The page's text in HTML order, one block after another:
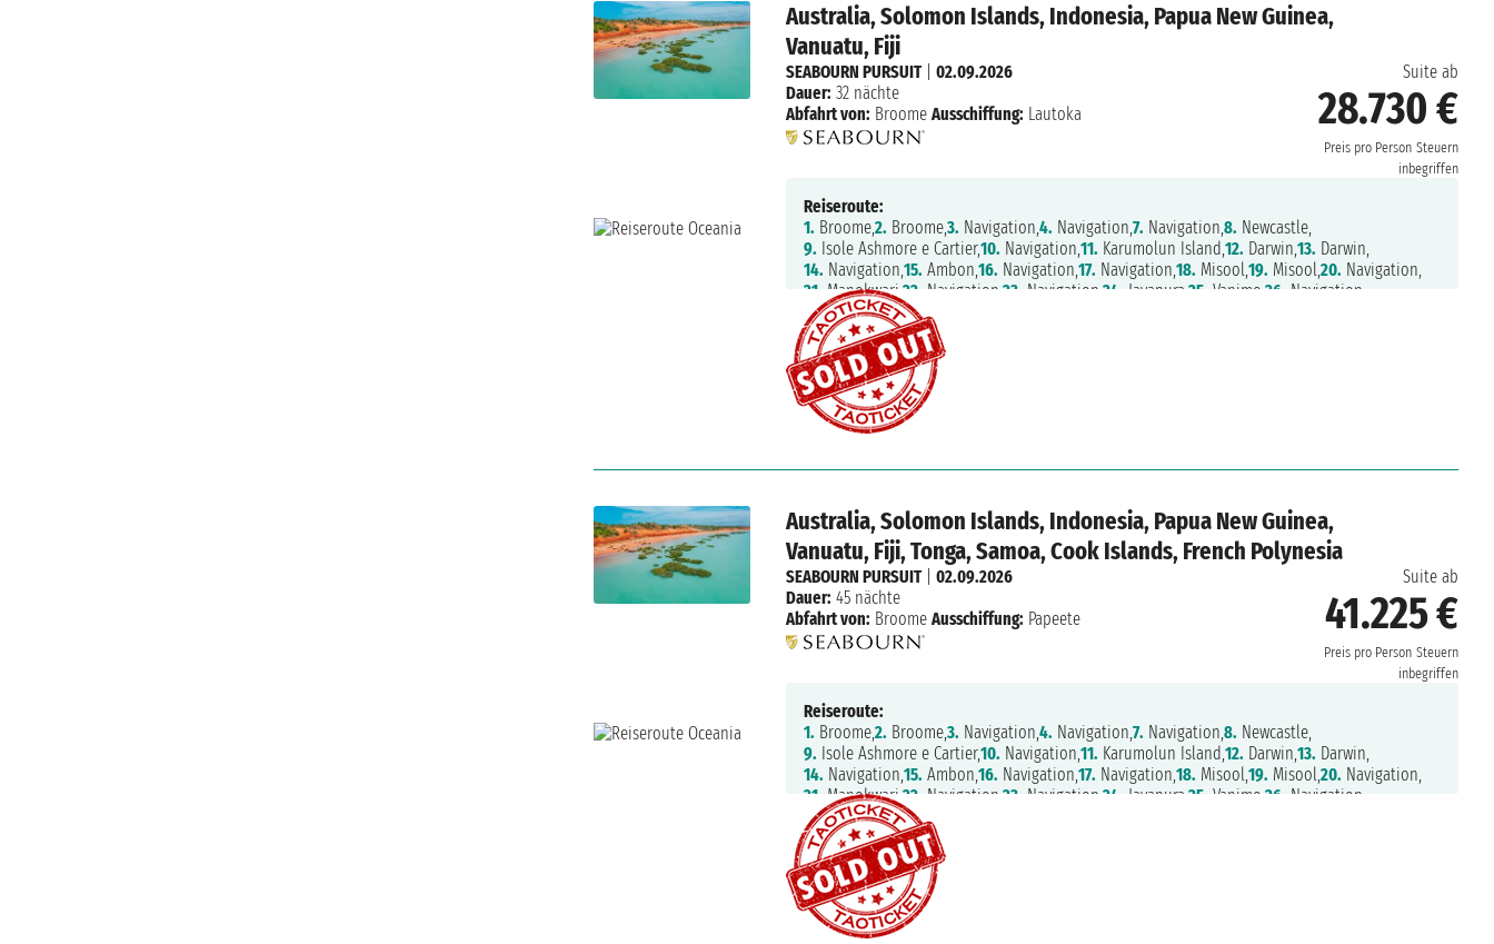
Australia, Solomon Islands, Indonesia, Papua New Guinea,
Vanuatu, Fiji
Suite ab
28.730 €
Preis pro Person Steuern
inbegriffen
SEABOURN PURSUIT|02.09.2026
Dauer: 32 nächte
Abfahrt von: Broome Ausschiffung: Lautoka
Reiseroute:
1. Broome,2. Broome,3. Navigation,4. Navigation,7. Navigation,8. Newcastle,
9. Isole Ashmore e Cartier,10. Navigation,11. Karumolun Island,12. Darwin,13. Darwin,
14. Navigation,15. Ambon,16. Navigation,17. Navigation,18. Misool,19. Misool,20. Navigation,
21. Manokwari,22. Navigation,23. Navigation,24. Jayapura,25. Vanimo,26. Navigation,
27.Garove Island,28.
32.Honiara,33.Navigation,
Australia, Solomon Islands, Indonesia, Papua New Guinea,
Vanuatu, Fiji, Tonga, Samoa, Cook Islands, French Polynesia
Suite ab
41.225 €
Preis pro Person Steuern
inbegriffen
SEABOURN PURSUIT|02.09.2026
Dauer: 45 nächte
Abfahrt von: Broome Ausschiffung: Papeete
Reiseroute:
1. Broome,2. Broome,3. Navigation,4. Navigation,7. Navigation,8. Newcastle,
9. Isole Ashmore e Cartier,10. Navigation,11. Karumolun Island,12. Darwin,13. Darwin,
14. Navigation,15. Ambon,16. Navigation,17. Navigation,18. Misool,19. Misool,20. Navigation,
21. Manokwari,22. Navigation,23. Navigation,24. Jayapura,25. Vanimo,26. Navigation,
27.Garove Island,28.
32.Honiara,33.Navigation,
38.Kadavu,39.Fulanga,
45.Navigation,46. Navigation,